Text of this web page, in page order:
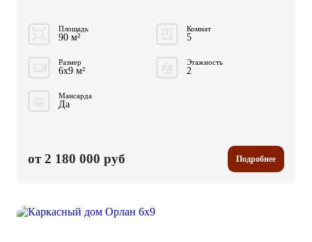
Площадь
90 м²
Комнат
5
Размер
6x9 м²
Этажность
2
Мансарда
Да
от 2 180 000 руб Подробнее